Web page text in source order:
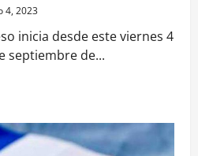
4, 2023
inicia desde este viernes 4
septiembre de...